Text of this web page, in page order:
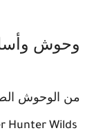
وحوش
من الوحوش
Hunter Wilds